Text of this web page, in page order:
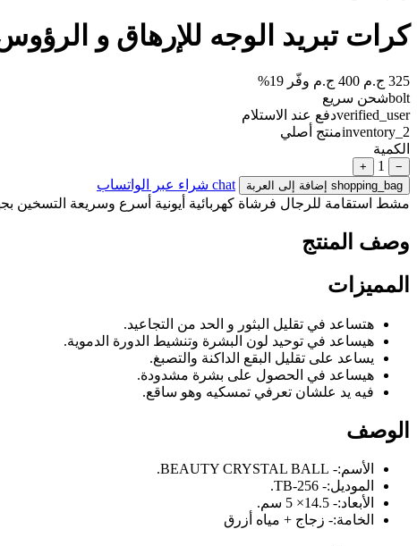
كرات تبريد الوجه للإرهاق و
325 ج.م 400 ج.م
وفّر 19%
boltشحن سريع
verified_userدفع عند الاستلام
inventory_2منتج أصلي
الكمية
−
1
+
shopping_bag إضافة إلى العربة chat شراء عبر الواتساب
مشط استقامة للرجال فرشاة كهربائية أيونية أسرع وسريعة
وصف المنتج
المميزات
هتساعد في تقليل البثور و الحد من التجاعيد.
هيساعد في توحيد لون البشرة وتنشيط الدورة الدموية.
يساعد على تقليل البقع الداكنة والتصبغ.
هيساعد في الحصول على بشرة مشدودة.
فيه يد علشان تعرفي تمسكيه وهو ساقع.
الوصف
الأسم:- BEAUTY CRYSTAL BALL.
الموديل:- TB-256.
الأبعاد:- 14.5× 5 سم.
الخامة:- زجاج + مياه أزرق